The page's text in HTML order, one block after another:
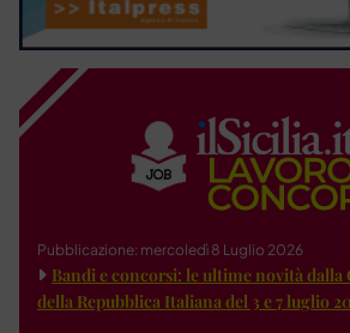
Pubblicazione: mercoledì 8 Luglio 2026
Bandi e concorsi: le ultime novità dalla
della Repubblica Italiana del 3 e 7 luglio